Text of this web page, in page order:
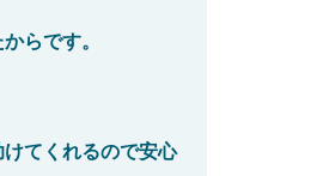
らです。
てくれるので安心